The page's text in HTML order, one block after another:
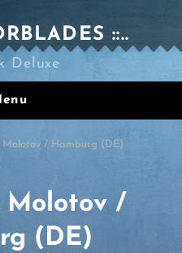
::..
Deluxe
Molotov / Hamburg (DE)
Molotov /
(DE)